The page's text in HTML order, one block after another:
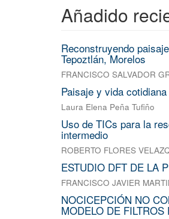
Añadido
Reconstruyendo
Tepoztlán, Morelos
FRANCISCO SALVADOR
Paisaje y vida
Laura Elena Peña Tufiño
Uso de TICs para la
intermedio
ROBERTO FLORES
ESTUDIO DFT DE LA
FRANCISCO JAVIER
NOCICEPCIÓN NO
MODELO DE